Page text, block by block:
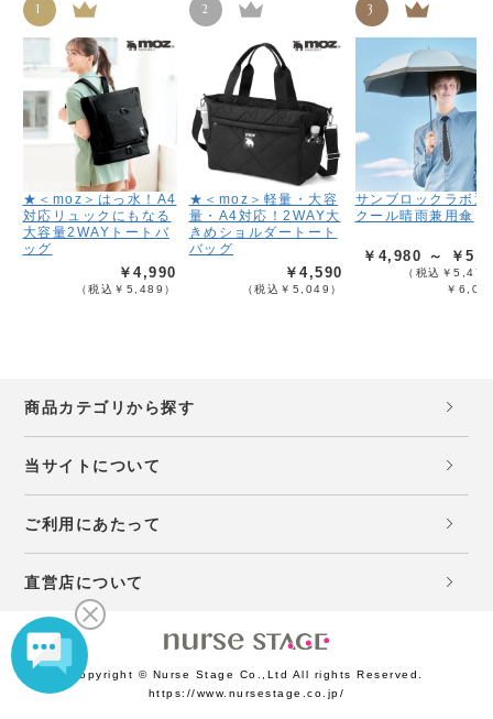
1
★＜moz＞はっ水！A4
対応リュックにもなる
大容量2WAYトートバ
ッグ
￥4,990
（税込￥5,489）
2
★＜moz＞軽量・大容
量・A4対応！2WAY大
きめショルダートート
バッグ
￥4,590
（税込￥5,049）
3
サンブロックラボ遮
クール晴雨兼用傘
￥4,980 ～ ￥
（税込￥
￥
商品カテゴリから探す
当サイトについて
ご利用にあたって
直営店について
Copyright © Nurse Stage Co.,Ltd All rights Reserved.
https://www.nursestage.co.jp/